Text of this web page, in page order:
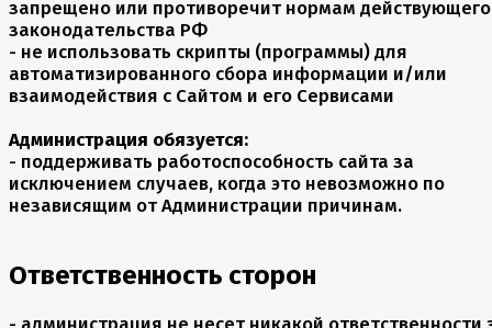
запрещено или противоречит нормам действующего
законодательства РФ
- не использовать скрипты (программы) для
автоматизированного сбора информации и/или
взаимодействия с Сайтом и его Сервисами
Администрация обязуется:
- поддерживать работоспособность сайта за
исключением случаев, когда это невозможно по
независящим от Администрации причинам.
Ответственность сторон
- администрация не несет никакой ответственности